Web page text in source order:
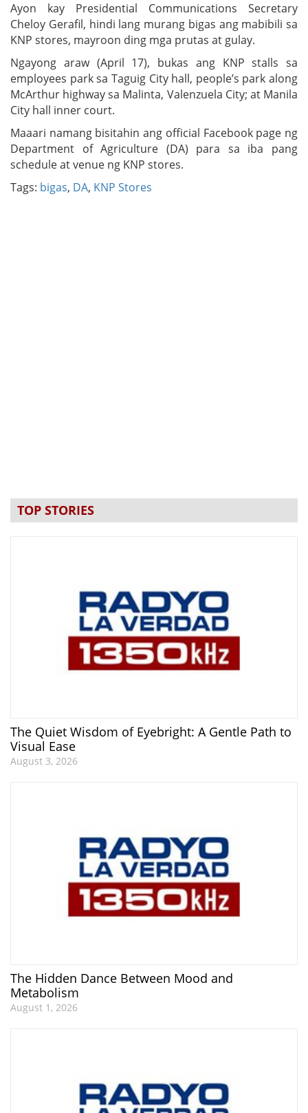
Ayon kay Presidential Communications Secretary
Cheloy Gerafil, hindi lang murang bigas ang mabibili sa
KNP stores, mayroon ding mga prutas at gulay.
Ngayong araw (April 17), bukas ang KNP stalls sa
employees park sa Taguig City hall, people’s park along
McArthur highway sa Malinta, Valenzuela City; at Manila
City hall inner court.
Maaari namang bisitahin ang official Facebook page ng
Department of Agriculture (DA) para sa iba pang
schedule at venue ng KNP stores.
Tags: bigas, DA, KNP Stores
TOP STORIES
The Quiet Wisdom of Eyebright: A Gentle Path to
Visual Ease
August 3, 2026
The Hidden Dance Between Mood and
Metabolism
August 1, 2026